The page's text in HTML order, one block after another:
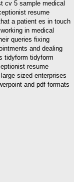
cv 5 sample medical
resume
a patient es in touch
in medical
queries fixing
and dealing
tidyform tidyform
resume
sized enterprises
and pdf formats